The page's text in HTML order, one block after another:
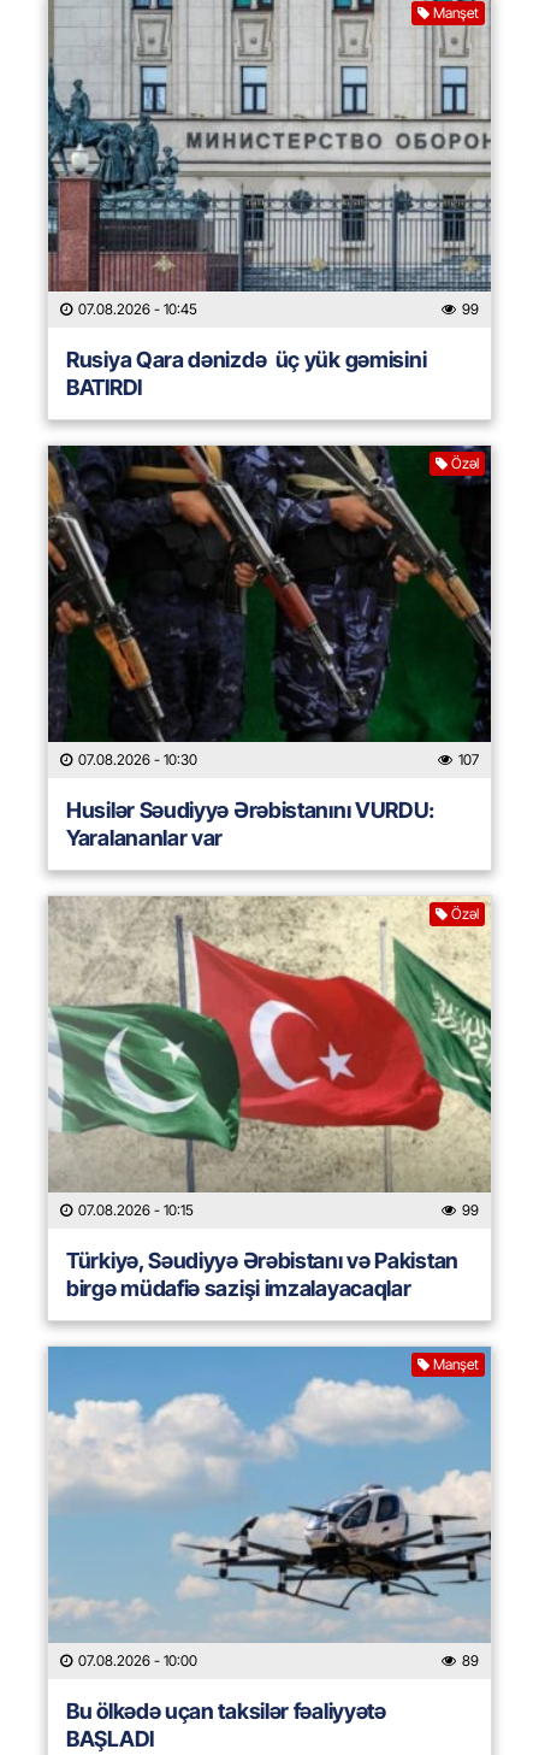
Manşet
07.08.2026 - 10:45 99
Rusiya Qara dənizdə üç yük gəmisini
BATIRDI
Özəl
07.08.2026 - 10:30 107
Husilər Səudiyyə Ərəbistanını VURDU:
Yaralananlar var
Özəl
07.08.2026 - 10:15 99
Türkiyə, Səudiyyə Ərəbistanı və Pakistan
birgə müdafiə sazişi imzalayacaqlar
Manşet
07.08.2026 - 10:00 89
Bu ölkədə uçan taksilər fəaliyyətə
BAŞLADI